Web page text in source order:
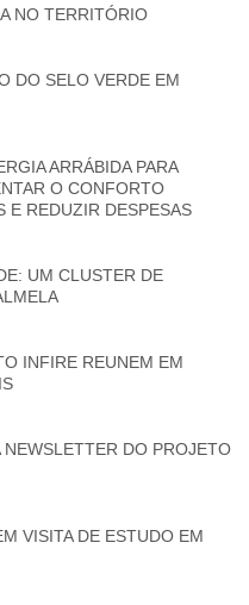
NO TERRITÓRIO
DO SELO VERDE EM
ARRÁBIDA PARA
O CONFORTO
E REDUZIR DESPESAS
UM CLUSTER DE
INFIRE REUNEM EM
NEWSLETTER DO PROJETO
VISITA DE ESTUDO EM